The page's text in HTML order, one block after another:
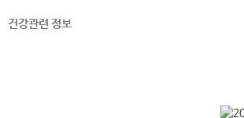
건강관련 정보